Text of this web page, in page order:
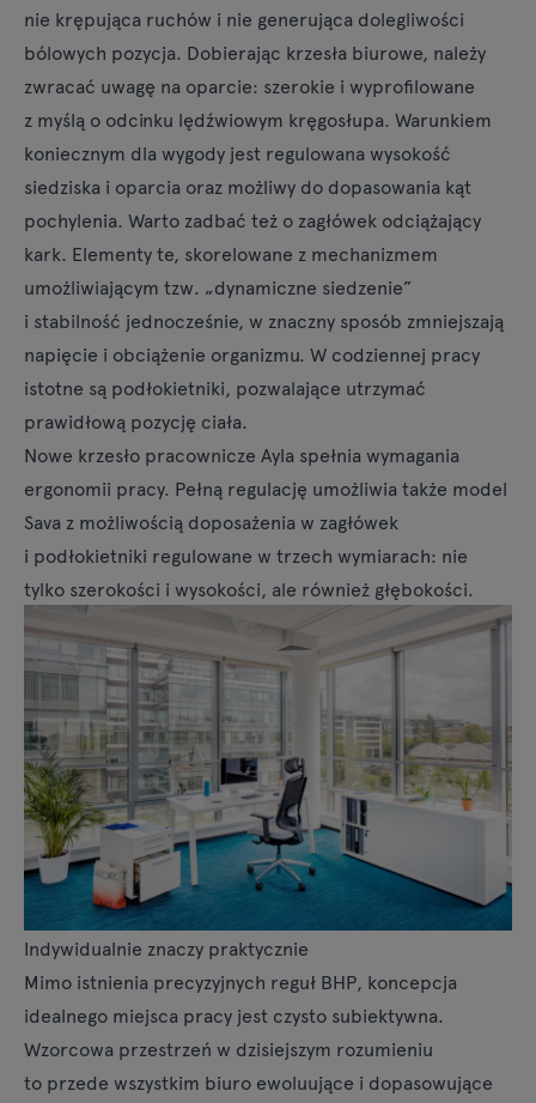
nie krępująca ruchów i nie generująca dolegliwości
bólowych pozycja. Dobierając krzesła biurowe, należy
zwracać uwagę na oparcie: szerokie i wyprofilowane
z myślą o odcinku lędźwiowym kręgosłupa. Warunkiem
koniecznym dla wygody jest regulowana wysokość
siedziska i oparcia oraz możliwy do dopasowania kąt
pochylenia. Warto zadbać też o zagłówek odciążający
kark. Elementy te, skorelowane z mechanizmem
umożliwiającym tzw. „dynamiczne siedzenie”
i stabilność jednocześnie, w znaczny sposób zmniejszają
napięcie i obciążenie organizmu. W codziennej pracy
istotne są podłokietniki, pozwalające utrzymać
prawidłową pozycję ciała.
Nowe krzesło pracownicze Ayla spełnia wymagania
ergonomii pracy. Pełną regulację umożliwia także model
Sava z możliwością doposażenia w zagłówek
i podłokietniki regulowane w trzech wymiarach: nie
tylko szerokości i wysokości, ale również głębokości.
Indywidualnie znaczy praktycznie
Mimo istnienia precyzyjnych reguł BHP, koncepcja
idealnego miejsca pracy jest czysto subiektywna.
Wzorcowa przestrzeń w dzisiejszym rozumieniu
to przede wszystkim biuro ewoluujące i dopasowujące